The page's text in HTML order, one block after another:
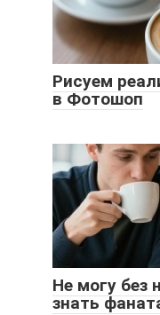
Рисуем
в Фотошоп
Не могу без
знать